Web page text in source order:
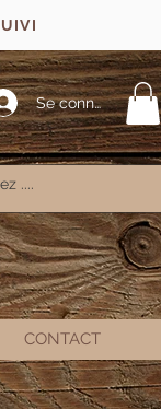
Se connecter
CONTACT